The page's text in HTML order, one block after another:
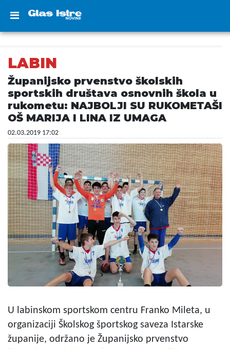
LABIN
Županijsko prvenstvo školskih
sportskih društava osnovnih škola u
rukometu: NAJBOLJI SU RUKOMETAŠI
OŠ MARIJA I LINA IZ UMAGA
02.03.2019 17:02
U labinskom sportskom centru Franko Mileta, u
organizaciji Školskog športskog saveza Istarske
županije, održano je Županijsko prvenstvo